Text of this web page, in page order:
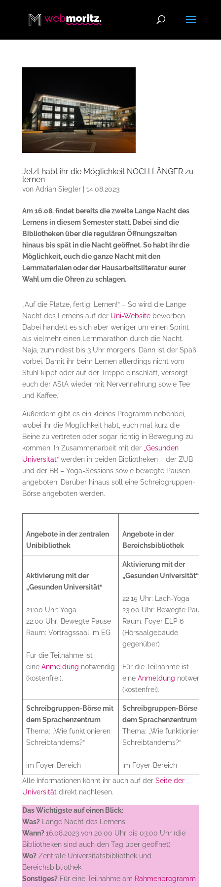
Jetzt habt ihr die Möglichkeit NOCH LÄNGER zu
lernen
von Adrian Siegler| 14.08.2023
Am 16.08. findet bereits die zweite Lange Nacht des
Lernens in diesem Semester statt. Dabei sind die
Bibliotheken über die regulären Öffnungszeiten
hinaus bis spät in die Nacht geöffnet. So habt ihr die
Möglichkeit, euch die ganze Nacht mit den
Lernmaterialen oder der Hausarbeitsliteratur eurer
Wahl um die Ohren zu schlagen.
„Auf die Plätze, fertig, Lernen!“ – So wird die Lange
Nacht des Lernens auf der Uni-Websitebeworben.
Dabei handelt es sich aber weniger um einen Sprint
als vielmehr einen Lernmarathon durch die Nacht.
Naja, zumindest bis 3 Uhr morgens. Dann ist der Spaß
vorbei. Damit ihr beim Lernen allerdings nicht vom
Stuhl kippt oder auf der Treppe einschlaft, versorgt
euch der AStA wieder mit Nervennahrung sowie Tee
und Kaffee.
Außerdem gibt es ein kleines Programm nebenbei,
wobei ihr die Möglichkeit habt, euch mal kurz die
Beine zu vertreten oder sogar richtig in Bewegung zu
kommen. In Zusammenarbeit mit der „Gesunden
Universität“werden in beiden Bibliotheken – der ZUB
und der BB – Yoga-Sessions sowie bewegte Pausen
angeboten. Darüber hinaus soll eine Schreibgruppen-
Börse angeboten werden.
Angebote in der zentralen
Unibibliothek
Angebote in der
Bereichsbibliothek
Aktivierung mit der
„Gesunden Universität“
21:00 Uhr: Yoga
22:00 Uhr: Bewegte Pause
Raum: Vortragssaal im EG
Für die Teilnahme ist
eine Anmeldung notwendig
(kostenfrei).
Aktivierung mit der
„Gesunden Universität“
22:15 Uhr: Lach-Yoga
23:00 Uhr: Bewegte Pause
Raum: Foyer ELP 6
(Hörsaalgebäude
gegenüber)
Für die Teilnahme ist
eine Anmeldung notwendig
(kostenfrei).
Schreibgruppen-Börse mit
dem Sprachenzentrum
Thema: „Wie funktionieren
Schreibtandems?“
im Foyer-Bereich
Schreibgruppen-Börse mit
dem Sprachenzentrum
Thema: „Wie funktionieren
Schreibtandems?“
im Foyer-Bereich
Alle Informationen könnt ihr auch auf der Seite der
Universität direkt nachlesen.
Das Wichtigste auf einen Blick:
Was?Lange Nacht des Lernens
Wann?16.08.2023 von 20:00 Uhr bis 03:00 Uhr (die
Bibliotheken sind auch den Tag über geöffnet)
Wo?Zentrale Universitätsbibliothek und
Bereichsbibliothek
Sonstiges?Für eine Teilnahme am Rahmenprogramm